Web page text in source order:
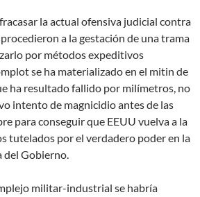
la actual ofensiva judicial contra
a la gestación de una trama
por métodos expeditivos
se ha materializado en el mitin de
ha resultado fallido por milímetros, no
intento de magnicidio antes de las
para conseguir que EEUU vuelva a la
tutelados por el verdadero poder en la
del Gobierno.
militar-industrial se habría